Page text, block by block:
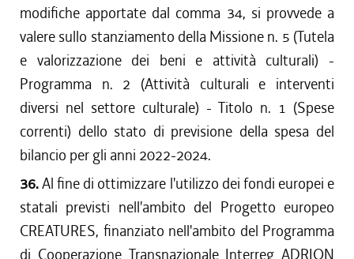
modifiche apportate dal comma 34, si provvede a
valere sullo stanziamento della Missione n. 5 (Tutela
e valorizzazione dei beni e attività culturali) -
Programma n. 2 (Attività culturali e interventi
diversi nel settore culturale) - Titolo n. 1 (Spese
correnti) dello stato di previsione della spesa del
bilancio per gli anni 2022-2024.
36.Al fine di ottimizzare l'utilizzo dei fondi europei e
statali previsti nell'ambito del Progetto europeo
CREATURES, finanziato nell'ambito del Programma
di Cooperazione Transnazionale Interreg ADRION